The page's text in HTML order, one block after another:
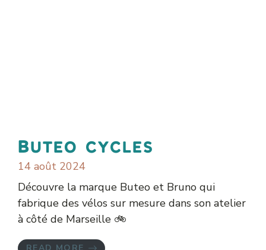
Buteo cycles
14 août 2024
Découvre la marque Buteo et Bruno qui
fabrique des vélos sur mesure dans son atelier
à côté de Marseille 🚲